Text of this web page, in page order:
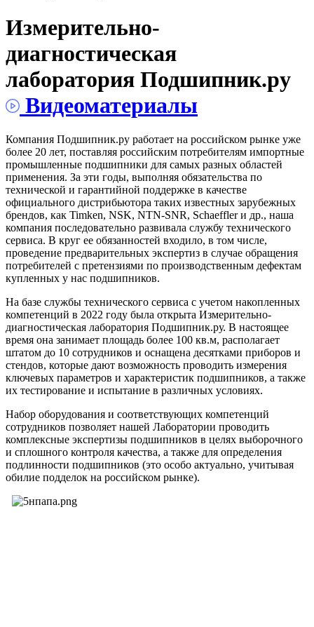
Измерительно-
диагностическая
лаборатория Подшипник.ру
Видеоматериалы
Компания Подшипник.ру работает на российском рынке уже
более 20 лет, поставляя российским потребителям импортные
промышленные подшипники для самых разных областей
применения. За эти годы, выполняя обязательства по
технической и гарантийной поддержке в качестве
официального дистрибьютора таких известных зарубежных
брендов, как Timken, NSK, NTN-SNR, Schaeffler и др., наша
компания последовательно развивала службу технического
сервиса. В круг ее обязанностей входило, в том числе,
проведение предварительных экспертиз в случае обращения
потребителей с претензиями по производственным дефектам
купленных у нас подшипников.
На базе службы технического сервиса с учетом накопленных
компетенций в 2022 году была открыта Измерительно-
диагностическая лаборатория Подшипник.ру. В настоящее
время она занимает площадь более 100 кв.м, располагает
штатом до 10 сотрудников и оснащена десятками приборов и
стендов, которые дают возможность проводить измерения
ключевых параметров и характеристик подшипников, а также
их тестирование и испытание в различных условиях.
Набор оборудования и соответствующих компетенций
сотрудников позволяет нашей Лаборатории проводить
комплексные экспертизы подшипников в целях выборочного
и сплошного контроля качества, а также для определения
подлинности подшипников (это особо актуально, учитывая
обилие подделок на российском рынке).